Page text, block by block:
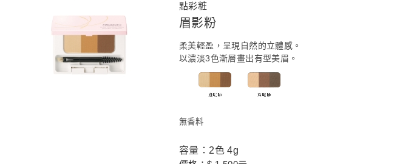
點彩粧
眉影粉
柔美輕盈，呈現自然的立體感。
以濃淡3色漸層畫出有型美眉。
無香料
容量：2色 4g